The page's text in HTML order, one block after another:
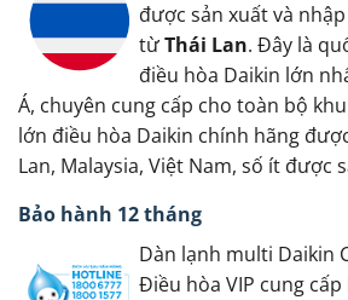
được sản xuất và
từThái Lan. Đây là
điều hòa Daikin lớn
Á, chuyên cung cấp cho toàn bộ
lớn điều hòa Daikin chính hãng
Lan, Malaysia, Việt Nam, số ít được
Bảo hành 12 tháng
Dàn lạnh multi Daikin
Điều hòa VIP cung